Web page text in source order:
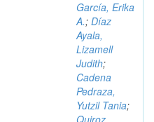
García, Erika
A.; Díaz
Ayala,
Lizamell
Judith;
Cadena
Pedraza,
Yutzil Tania;
Quiroz